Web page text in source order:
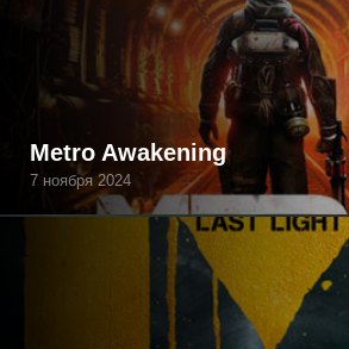
Metro Awakening
7 ноября 2024